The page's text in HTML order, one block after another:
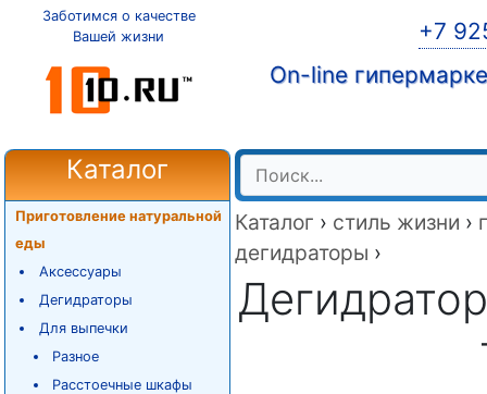
Заботимся о качестве
Вашей жизни
+7
On-line
Каталог
Приготовление натуральной
еды
Аксессуары
Дегидраторы
Для выпечки
Разное
Расстоечные шкафы
Каталог › стиль жизни ›
дегидраторы ›